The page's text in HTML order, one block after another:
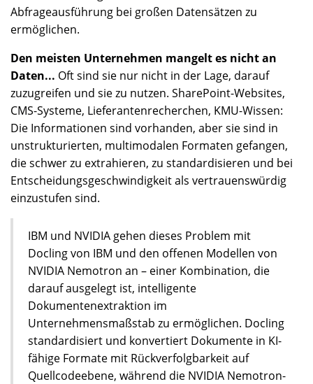
Abfrageausführung bei großen Datensätzen zu
ermöglichen.
Den meisten Unternehmen mangelt es nicht an
Daten... Oft sind sie nur nicht in der Lage, darauf
zuzugreifen und sie zu nutzen. SharePoint-Websites,
CMS-Systeme, Lieferantenrecherchen, KMU-Wissen:
Die Informationen sind vorhanden, aber sie sind in
unstrukturierten, multimodalen Formaten gefangen,
die schwer zu extrahieren, zu standardisieren und bei
Entscheidungsgeschwindigkeit als vertrauenswürdig
einzustufen sind.
IBM und NVIDIA gehen dieses Problem mit
Docling von IBM und den offenen Modellen von
NVIDIA Nemotron an – einer Kombination, die
darauf ausgelegt ist, intelligente
Dokumentenextraktion im
Unternehmensmaßstab zu ermöglichen. Docling
standardisiert und konvertiert Dokumente in KI-
fähige Formate mit Rückverfolgbarkeit auf
Quellcodeebene, während die NVIDIA Nemotron-